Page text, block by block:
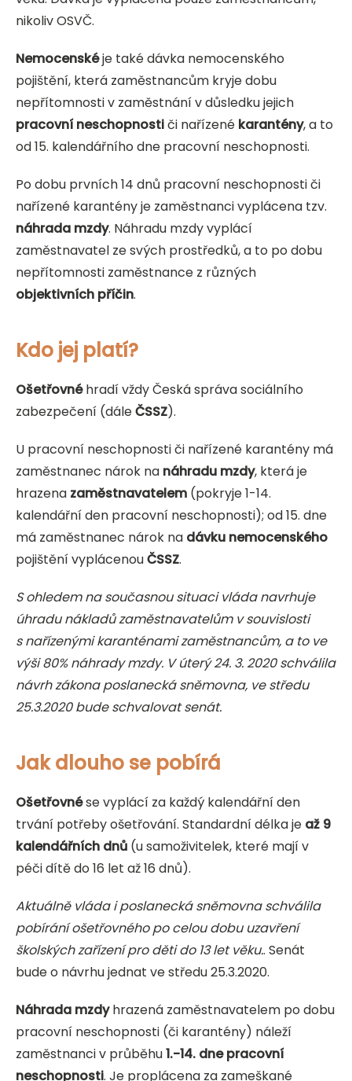
nikoliv OSVČ.
Nemocenskéje také dávka nemocenského
pojištění, která zaměstnancům kryje dobu
nepřítomnosti v zaměstnání v důsledku jejich
pracovní neschopnostiči nařízené karantény, a to
od 15. kalendářního dne pracovní neschopnosti.
Po dobu prvních 14 dnů pracovní neschopnosti či
nařízené karantény je zaměstnanci vyplácena tzv.
náhrada mzdy. Náhradu mzdy vyplácí
zaměstnavatel ze svých prostředků, a to po dobu
nepřítomnosti zaměstnance z různých
objektivních příčin.
Kdo jej platí?
Ošetřovnéhradí vždy Česká správa sociálního
zabezpečení (dáleČSSZ).
U pracovní neschopnosti či nařízené karantény má
zaměstnanec nárok na náhradu mzdy, která je
hrazena zaměstnavatelem (pokryje 1-14.
kalendářní den pracovní neschopnosti); od 15. dne
má zaměstnanec nárok na dávku nemocenského
pojištění vyplácenouČSSZ.
S ohledem na současnou situaci vláda navrhuje
úhradu nákladů zaměstnavatelům v souvislosti
s nařízenými karanténami zaměstnancům, a to ve
výši 80% náhrady mzdy. V úterý 24. 3. 2020 schválila
návrh zákona poslanecká sněmovna, ve středu
25.3.2020 bude schvalovat senát.
Jak dlouho se pobírá
Ošetřovnése vyplácí za každý kalendářní den
trvání potřeby ošetřování. Standardní délka je až 9
kalendářních dnů (u samoživitelek, které mají v
péči dítě do 16 let až 16 dnů).
Aktuálně vláda i poslanecká sněmovna schválila
pobírání ošetřovného po celou dobu uzavření
školských zařízení pro děti do 13 let věku.. Senát
bude o návrhu jednat ve středu 25.3.2020.
Náhrada mzdyhrazená zaměstnavatelem po dobu
pracovní neschopnosti (či karantény) náleží
zaměstnanci v průběhu1.-14. dne pracovní
neschopnosti. Je proplácena za zameškané